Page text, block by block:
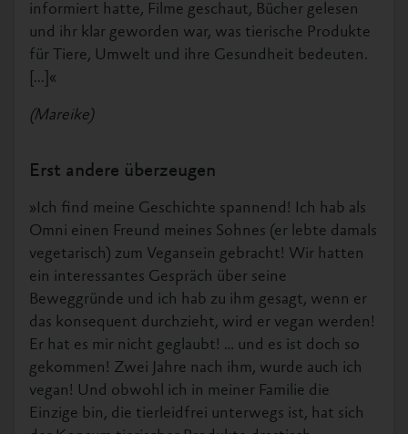
informiert hatte, Filme geschaut, Bücher gelesen
und ihr klar geworden war, was tierische Produkte
für Tiere, Umwelt und ihre Gesundheit bedeuten.
[...]«
(Mareike)
Erst andere überzeugen
»Ich find meine Geschichte spannend! Ich hab als
Omni einen Freund meines Sohnes (er lebte damals
vegetarisch) zum Vegansein gebracht! Wir hatten
ein interessantes Gespräch über seine
Beweggründe und ich hab zu ihm gesagt, wenn er
das konsequent durchzieht, wird er vegan werden!
Er hat es mir nicht geglaubt! … und es ist doch so
gekommen! Zwei Jahre nach ihm, wurde auch ich
vegan! Und obwohl ich in meiner Familie die
Einzige bin, die tierleidfrei unterwegs ist, hat sich